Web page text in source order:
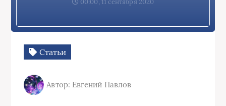
Статьи
Автор: Евгений Павлов